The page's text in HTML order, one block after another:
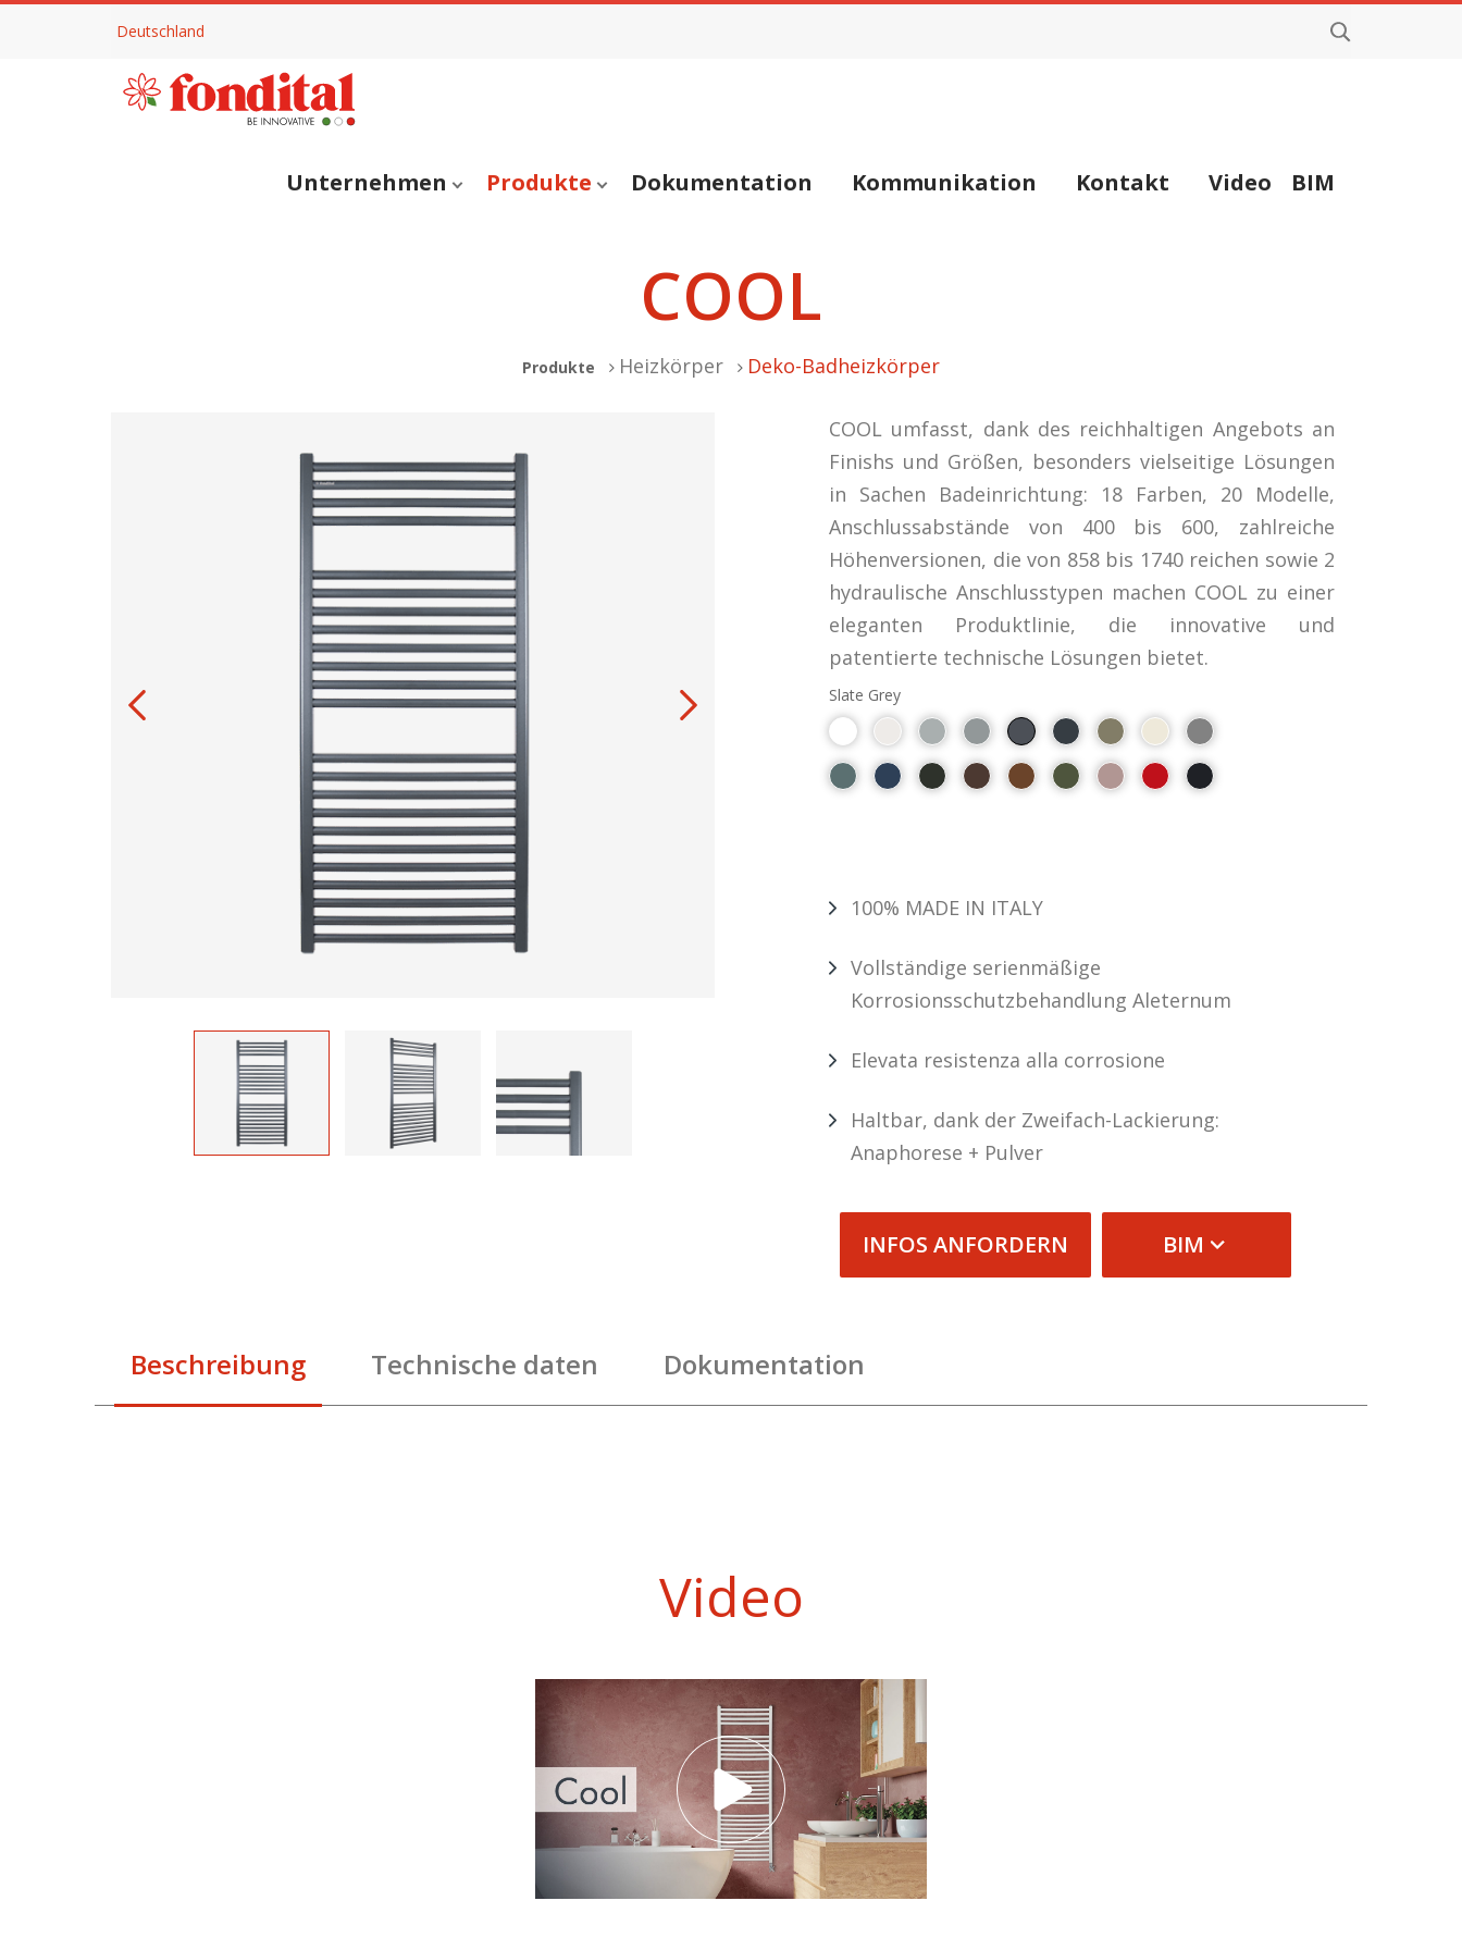
Deutschland
Unternehmen Produkte Dokumentation Kommunikation Kontakt Video BIM
COOL
Produkte Heizkörper Deko-Badheizkörper
COOL umfasst, dank des reichhaltigen Angebots an
Finishs und Größen, besonders vielseitige Lösungen
in Sachen Badeinrichtung: 18 Farben, 20 Modelle,
Anschlussabstände von 400 bis 600, zahlreiche
Höhenversionen, die von 858 bis 1740 reichen sowie 2
hydraulische Anschlusstypen machen COOL zu einer
eleganten Produktlinie, die innovative und
patentierte technische Lösungen bietet.
Slate Grey
100% MADE IN ITALY
Vollständige serienmäßige
Korrosionsschutzbehandlung Aleternum
Elevata resistenza alla corrosione
Haltbar, dank der Zweifach-Lackierung:
Anaphorese + Pulver
INFOS ANFORDERN BIM
Beschreibung Technische daten Dokumentation
Video